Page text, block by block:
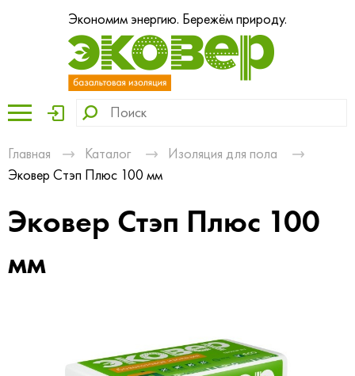
Экономим энергию. Бережём природу.
Главная Каталог
Изоляция для пола
Эковер Стэп Плюс 100 мм
Эковер Стэп Плюс 100
мм